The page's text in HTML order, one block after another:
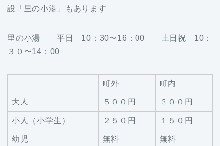
設「里の小湯」もあります
里の小湯 平日 10：30〜16：00 土日祝 10：
３０〜14：00
町外 町内
大人 ５００円 ３００円
小人（小学生） ２５０円 １５０円
幼児 無料 無料